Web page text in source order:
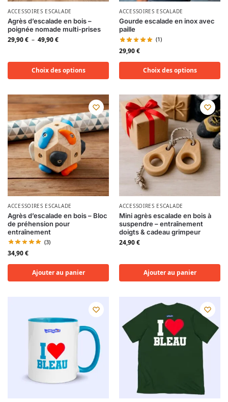
ACCESSOIRES ESCALADE
Agrès d’escalade en bois –
poignée nomade multi-prises
29,90€ – 49,90€
Choix des options
ACCESSOIRES ESCALADE
Gourde escalade en inox avec
paille
(1)
29,90€
Choix des options
ACCESSOIRES ESCALADE
Agrès d’escalade en bois – Bloc
de préhension pour
entraînement
(3)
34,90€
Ajouter au panier
ACCESSOIRES ESCALADE
Mini agrès escalade en bois à
suspendre – entraînement
doigts & cadeau grimpeur
24,90€
Ajouter au panier